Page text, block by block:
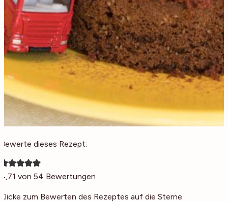
Bewerte dieses Rezept:
4,71 von 54 Bewertungen
Klicke zum Bewerten des Rezeptes auf die Sterne.